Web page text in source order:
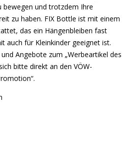
bewegen und trotzdem Ihre
zu haben. FIX Bottle ist mit einem
das ein Hängenbleiben fast
auch für Kleinkinder geeignet ist.
Angebote zum „Werbeartikel des
bitte direkt an den VÖW-